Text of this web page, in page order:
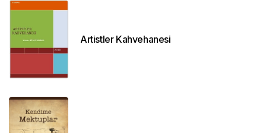
Artistler Kahvehanesi